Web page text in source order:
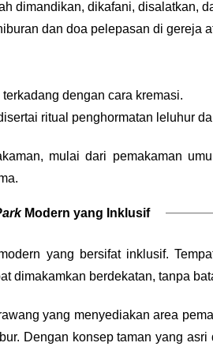
dimandikan, dikafani, disalatkan,
dan doa pelepasan di gereja
dengan cara kremasi.
ritual penghormatan leluhur
mulai dari pemakaman
Modern yang Inklusif
yang bersifat inklusif.
dimakamkan berdekatan, tanpa
yang menyediakan area
Dengan konsep taman yang